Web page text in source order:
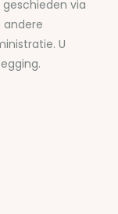
via
andere
U